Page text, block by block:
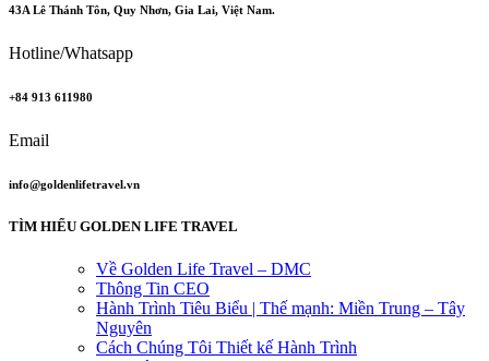
43A Lê Thánh Tôn, Quy Nhơn, Gia Lai, Việt Nam.
Hotline/Whatsapp
+84 913 611980
Email
info@goldenlifetravel.vn
TÌM HIỂU GOLDEN LIFE TRAVEL
Về Golden Life Travel – DMC
Thông Tin CEO
Hành Trình Tiêu Biểu | Thế mạnh: Miền Trung – Tây
Nguyên
Cách Chúng Tôi Thiết kế Hành Trình